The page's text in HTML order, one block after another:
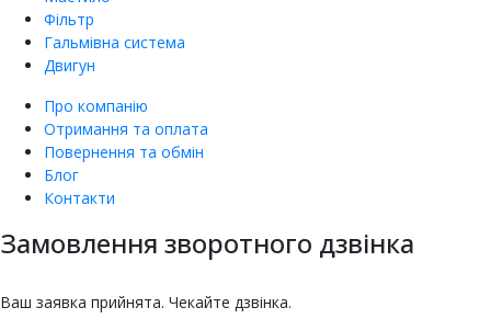
Фільтр
Гальмівна система
Двигун
Про компанію
Отримання та оплата
Повернення та обмін
Блог
Контакти
Замовлення зворотного дзвінка
Ваш заявка прийнята. Чекайте дзвінка.